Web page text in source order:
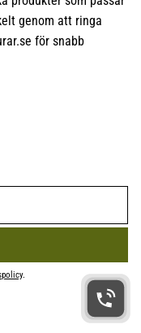
genom att ringa
för snabb
.